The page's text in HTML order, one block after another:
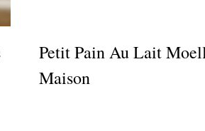
Petit Pain Au Lait
Maison